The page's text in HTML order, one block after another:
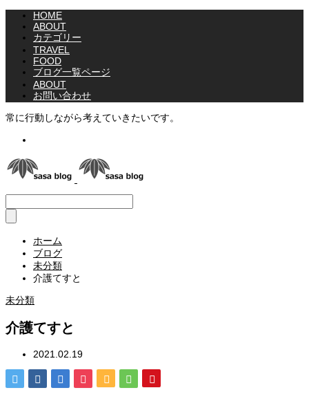
HOME
ABOUT
カテゴリー
TRAVEL
FOOD
ブログ一覧ページ
ABOUT
お問い合わせ
常に行動しながら考えていきたいです。
ホーム
ブログ
未分類
介護てすと
未分類
介護てすと
2021.02.19